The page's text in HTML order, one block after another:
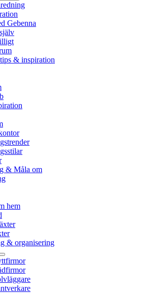
Gebenna
& inspiration
& Måla om
hem
& organisering